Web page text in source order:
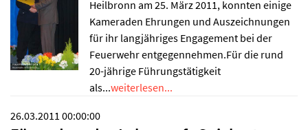
Heilbronn am 25. März 2011, konnten einige
Kameraden Ehrungen und Auszeichnungen
für ihr langjähriges Engagement bei der
Feuerwehr entgegennehmen.Für die rund
20-jährige Führungstätigkeit
als...weiterlesen...
26.03.2011 00:00:00